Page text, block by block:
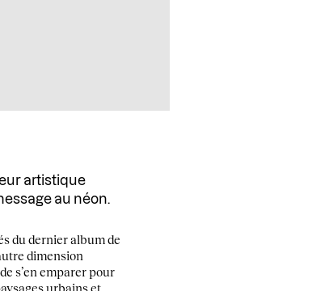
artistique
au néon.
du dernier album de
dimension
s’en emparer pour
urbains et